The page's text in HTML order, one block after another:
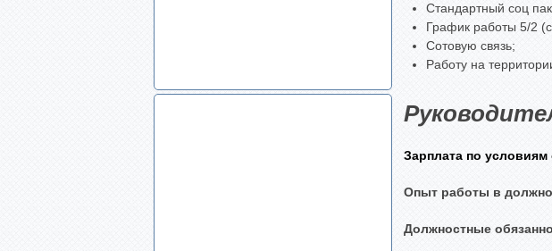
Стандартный соц
График работы 5/2
Сотовую связь;
Работу на
Зарплата по условиям
Опыт работы в
Должностные